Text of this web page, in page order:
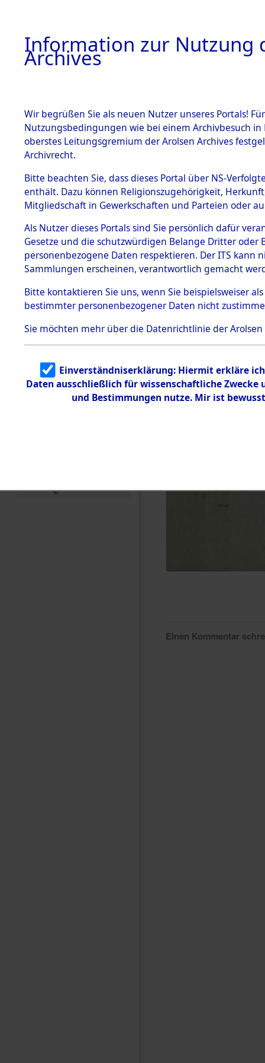
BESTÄNDE
1.
mente
5. Verschiedenes
5.3
Todesmärsche
5.3.1 Alliierte
Erhebungen
zu
Todesmärsch
en
5.3.2
Identifizierun
g
5.3.3
Todesmärsch
e
über
US-
Einen Kommentar
Information zur Nutzung
Archives
Wir begrüßen Sie als neuen Nutzer unseres Portals!
Nutzungsbedingungen wie bei einem Archivbesuch
oberstes Leitungsgremium der Arolsen Archives
Archivrecht.
Bitte beachten Sie, dass dieses Portal über NS-
enthält. Dazu können Religionszugehörigkeit,
Mitgliedschaft in Gewerkschaften und Parteien oder
Als Nutzer dieses Portals sind Sie persönlich dafür
Gesetze und die schutzwürdigen Belange Dritter
personenbezogene Daten respektieren. Der ITS
Sammlungen erscheinen, verantwortlich gemacht
Bitte kontaktieren Sie uns, wenn Sie beispielsweiser
bestimmter personenbezogener Daten nicht
Sie möchten mehr über die Datenrichtlinie der Arolsen
Einverständniserklärung: Hiermit erkläre
Daten ausschließlich für wissenschaftliche
und Bestimmungen nutze. Mir ist